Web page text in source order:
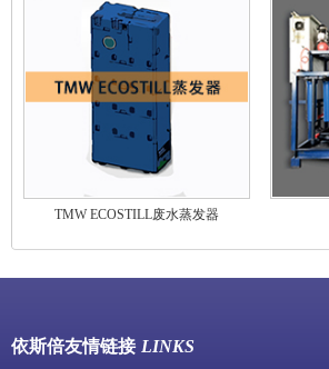
TMW ECOSTILL废水蒸发器
依斯倍友情链接 LINKS